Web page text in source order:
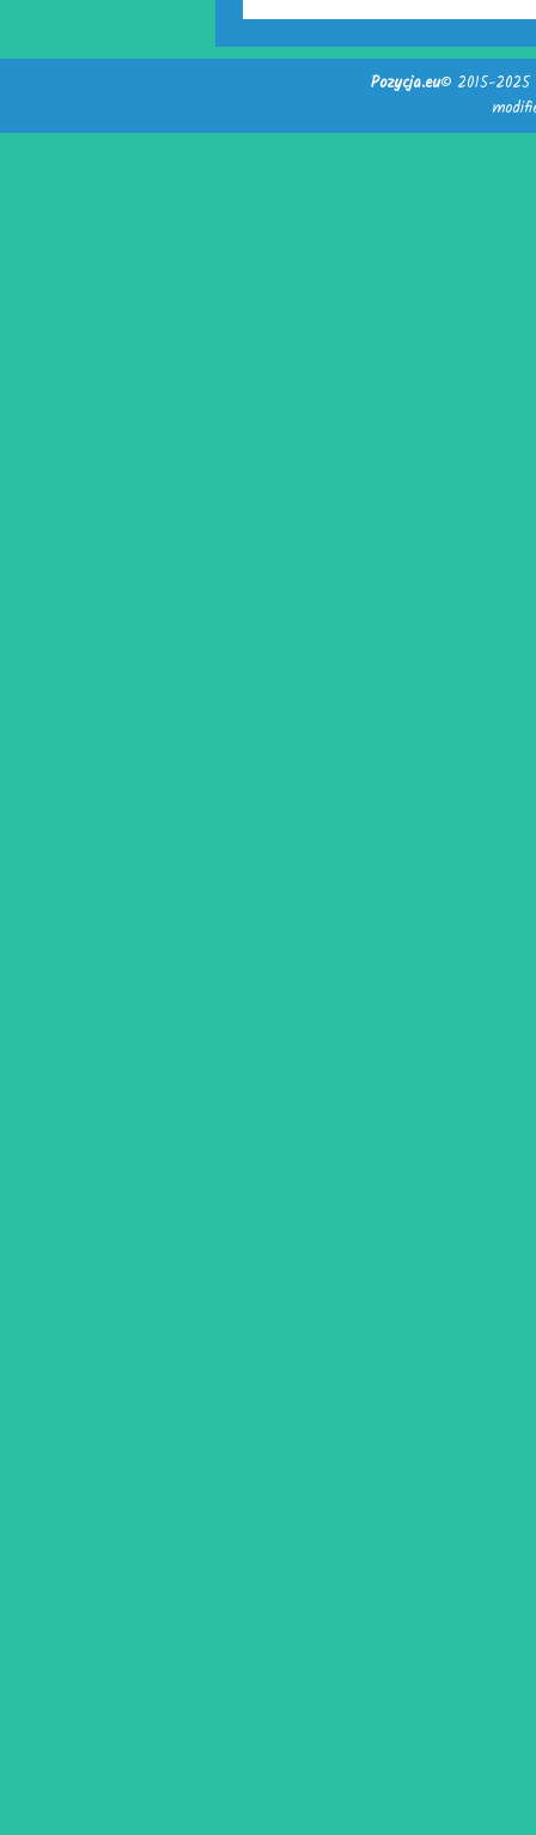
Pozycja.eu© 2015-